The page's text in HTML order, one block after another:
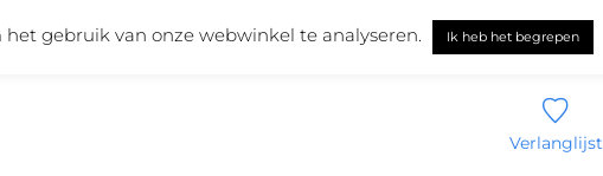
producten? +31 (0)6 5124 1984
Verlanglijst
gebruik van onze webwinkel te analyseren. Ik heb het begrepen